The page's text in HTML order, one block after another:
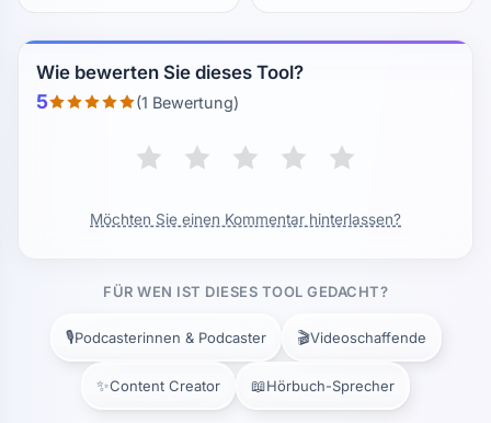
Wie bewerten Sie dieses Tool?
5 (1 Bewertung)
Möchten Sie einen Kommentar hinterlassen?
FÜR WEN IST DIESES TOOL GEDACHT?
🎙️Podcasterinnen & Podcaster 🎬Videoschaffende
✨Content Creator 📖Hörbuch-Sprecher